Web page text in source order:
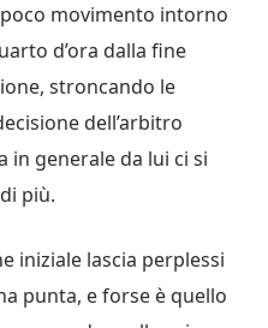
movimento intorno
d’ora dalla fine
stroncando le
dell’arbitro
in generale da lui ci si
più.
iniziale lascia perplessi
punta, e forse è quello